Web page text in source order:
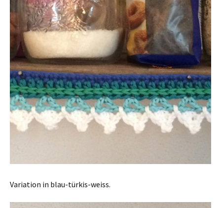
Variation in blau-türkis-weiss.